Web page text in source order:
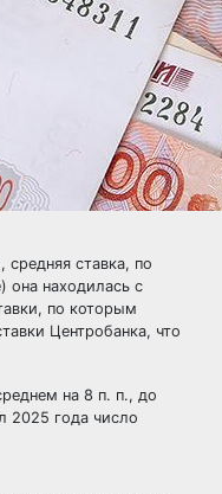
ставка, по
она находилась с
по которым
Центробанка, что
на 8 п. п., до
2025 года число